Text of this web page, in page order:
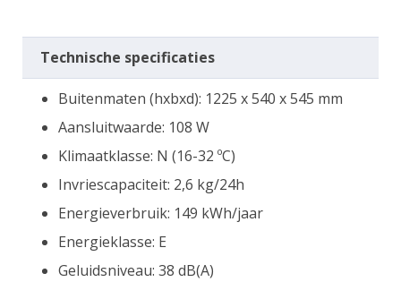
Technische specificaties
Buitenmaten (hxbxd): 1225 x 540 x 545 mm
Aansluitwaarde: 108 W
Klimaatklasse: N (16-32 ºC)
Invriescapaciteit: 2,6 kg/24h
Energieverbruik: 149 kWh/jaar
Energieklasse: E
Geluidsniveau: 38 dB(A)